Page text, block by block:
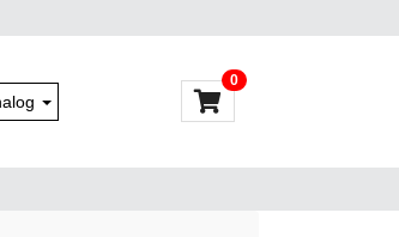
0